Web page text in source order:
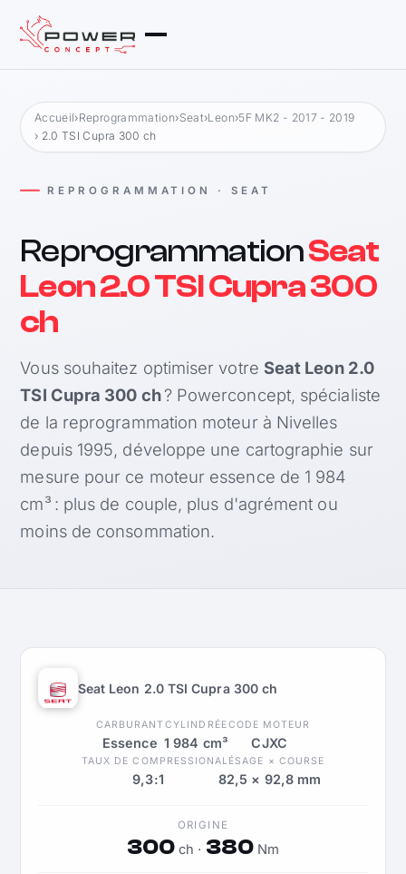
Accueil›Reprogrammation›Seat›Leon›5F MK2 - 2017 - 2019
› 2.0 TSI Cupra 300 ch
REPROGRAMMATION · SEAT
ReprogrammationSeat
Leon 2.0 TSI Cupra 300
ch
Vous souhaitez optimiser votre Seat Leon 2.0
TSI Cupra 300 ch? Powerconcept, spécialiste
de la reprogrammation moteur à Nivelles
depuis 1995, développe une cartographie sur
mesure pour ce moteur essence de 1 984
cm³ : plus de couple, plus d'agrément ou
moins de consommation.
Seat Leon 2.0 TSI Cupra 300 ch
CARBURANT
Essence
CYLINDRÉE
1 984 cm³
CODE MOTEUR
CJXC
TAUX DE COMPRESSION
9,3:1
ALÉSAGE × COURSE
82,5 × 92,8 mm
ORIGINE
300 ch · 380Nm